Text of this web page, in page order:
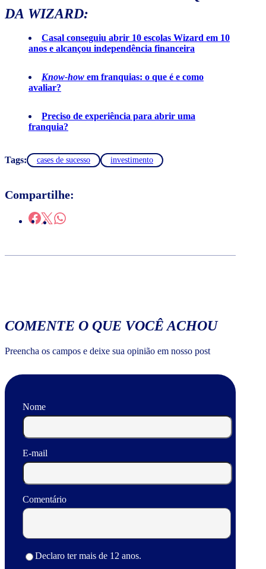
DA WIZARD:
Casal conseguiu abrir 10 escolas Wizard em 10
anos e alcançou independência financeira
Know-how em franquias: o que é e como
avaliar?
Preciso de experiência para abrir uma
franquia?
Tags: cases de sucesso investimento
Compartilhe:
COMENTE O QUE VOCÊ ACHOU
Preencha os campos e deixe sua opinião em nosso post
Nome
E-mail
Comentário
Declaro ter mais de 12 anos.